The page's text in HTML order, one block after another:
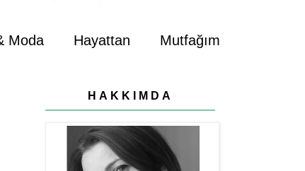
Moda Hayattan Mutfağım
HAKKIMDA